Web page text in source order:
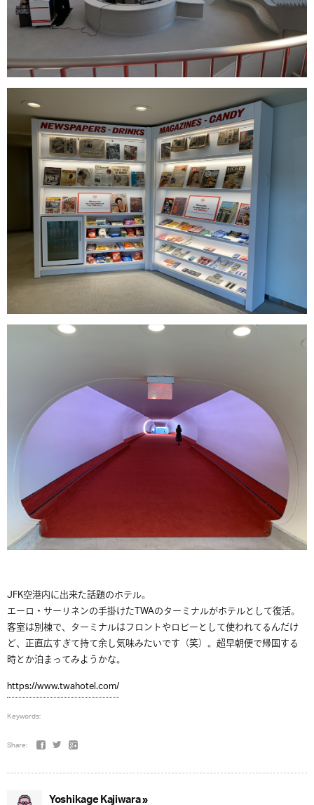
JFK空港内に出来た話題のホテル。
エーロ・サーリネンの手掛けたTWAのターミナルがホテルとして復活。
客室は別棟で、ターミナルはフロントやロビーとして使われてるんだけ
ど、正直広すぎて持て余し気味みたいです（笑）。超早朝便で帰国する
時とか泊まってみようかな。
https://www.twahotel.com/
Keywords:
Share:
Yoshikage Kajiwara »